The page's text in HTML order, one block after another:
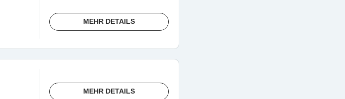
MEHR DETAILS
MEHR DETAILS